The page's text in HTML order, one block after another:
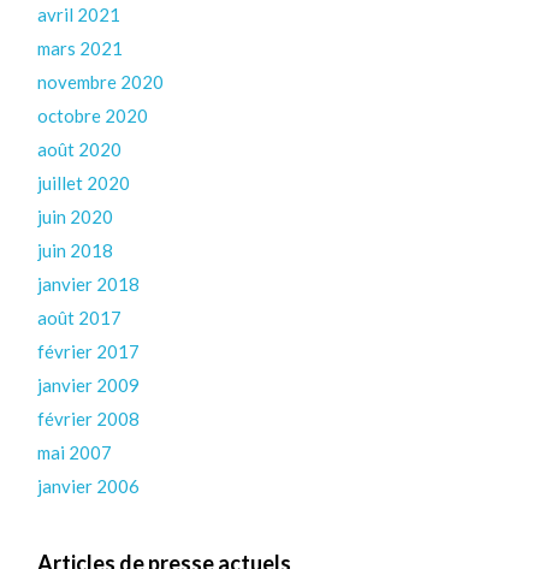
avril 2021
mars 2021
novembre 2020
octobre 2020
août 2020
juillet 2020
juin 2020
juin 2018
janvier 2018
août 2017
février 2017
janvier 2009
février 2008
mai 2007
janvier 2006
Articles de presse actuels